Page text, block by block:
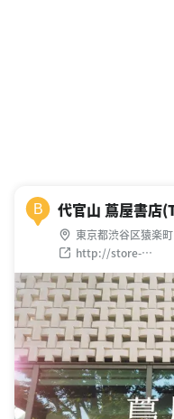
B 代官山 蔦屋書店
東京都渋谷区猿楽
館 １階～２階
http://store-
tsutaya.tsite.jp/